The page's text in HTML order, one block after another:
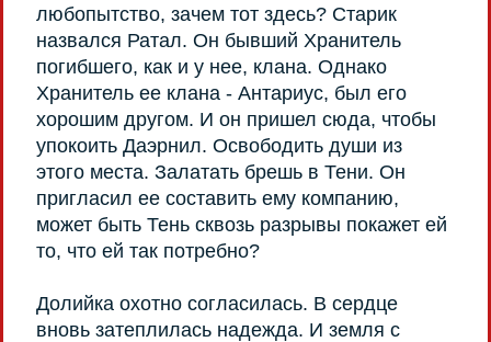
любопытство, зачем тот здесь? Старик
назвался Ратал. Он бывший Хранитель
погибшего, как и у нее, клана. Однако
Хранитель ее клана - Антариус, был его
хорошим другом. И он пришел сюда, чтобы
упокоить Даэрнил. Освободить души из
этого места. Залатать брешь в Тени. Он
пригласил ее составить ему компанию,
может быть Тень сквозь разрывы покажет ей
то, что ей так потребно?
Долийка охотно согласилась. В сердце
вновь затеплилась надежда. И земля с